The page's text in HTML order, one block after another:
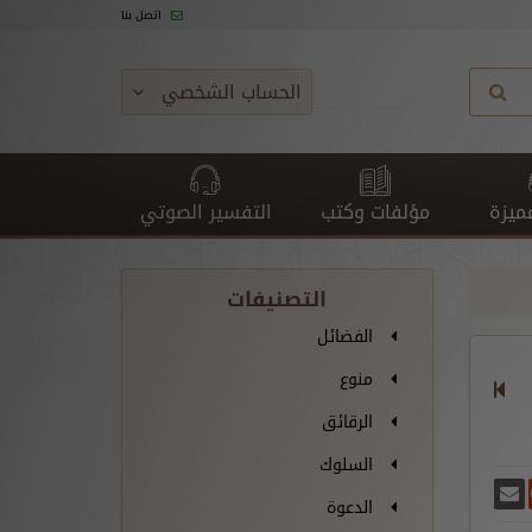
اتصل بنا
الحساب الشخصي
مؤلفات وكتب التفسير الصوتي
شارك على غوغل بلس
التصنيفات
الفضائل
منوع
الرقائق
السلوك
الدعوة